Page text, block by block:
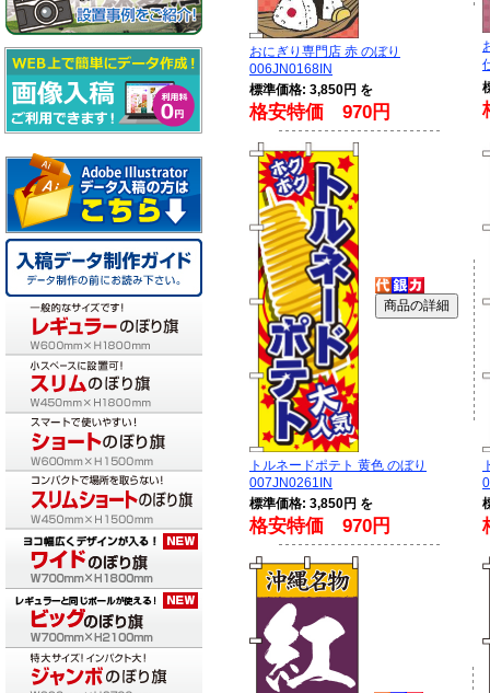
おにぎり専門店 赤 のぼり
006JN0168IN
標準価格: 3,850円 を
格安特価 970円
トルネードポテト 黄色 のぼり
007JN0261IN
標準価格: 3,850円 を
格安特価 970円